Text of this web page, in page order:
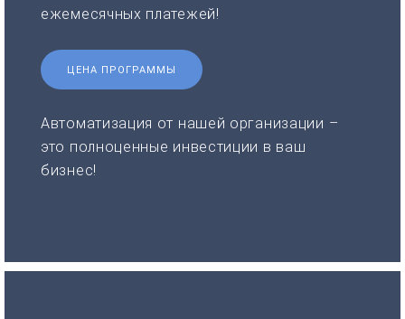
ежемесячных платежей!
ЦЕНА ПРОГРАММЫ
Автоматизация от нашей организации –
это полноценные инвестиции в ваш
бизнес!